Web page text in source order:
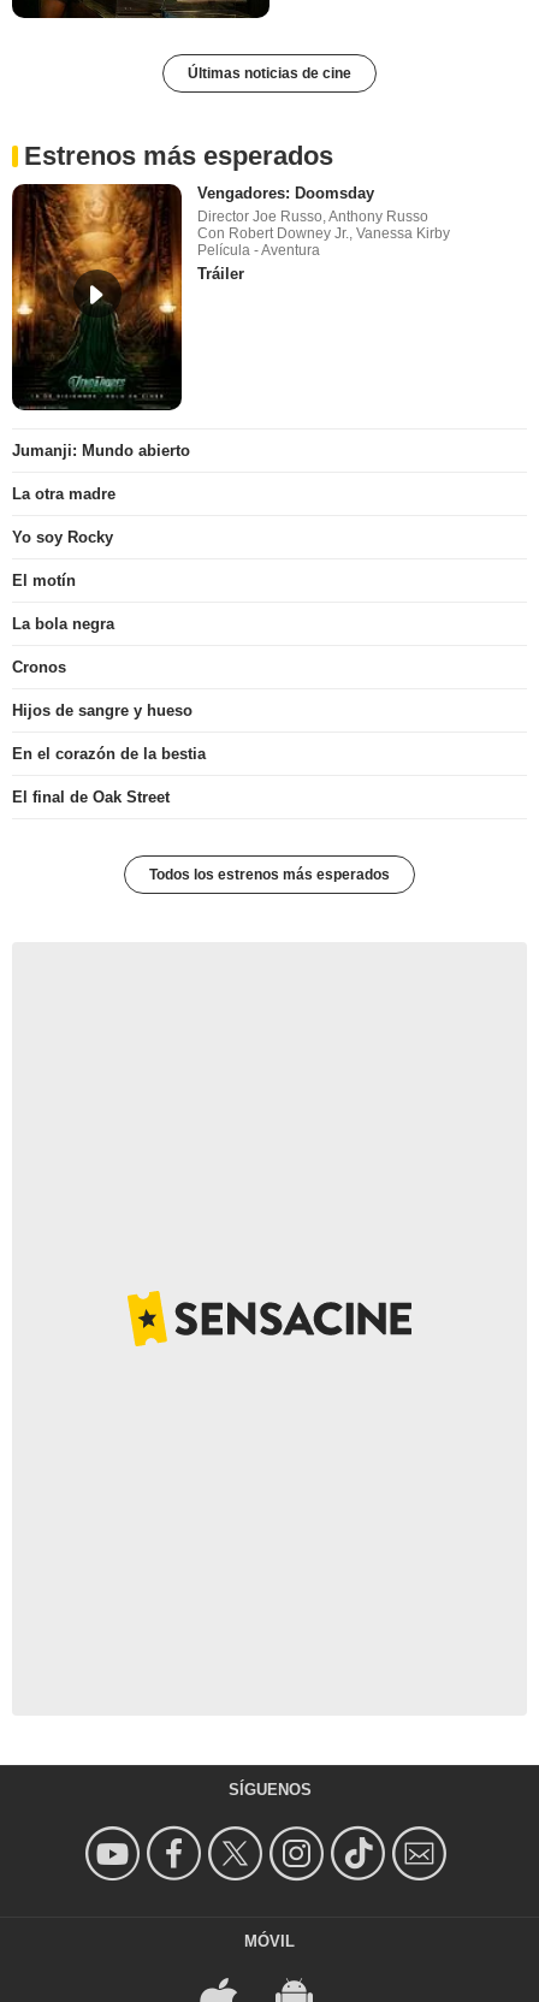
Últimas noticias de cine
Estrenos más esperados
Vengadores: Doomsday
Director Joe Russo, Anthony Russo
Con Robert Downey Jr., Vanessa Kirby
Película - Aventura
Tráiler
Jumanji: Mundo abierto
La otra madre
Yo soy Rocky
El motín
La bola negra
Cronos
Hijos de sangre y hueso
En el corazón de la bestia
El final de Oak Street
Todos los estrenos más esperados
SÍGUENOS
MÓVIL